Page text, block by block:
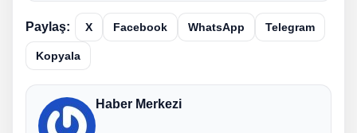
Paylaş: X Facebook WhatsApp Telegram
Kopyala
Haber Merkezi